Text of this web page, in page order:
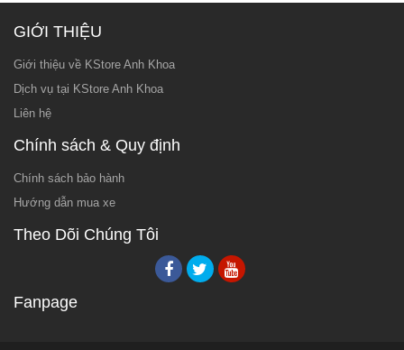
GIỚI THIỆU
Giới thiệu về KStore Anh Khoa
Dịch vụ tại KStore Anh Khoa
Liên hệ
Chính sách & Quy định
Chính sách bảo hành
Hướng dẫn mua xe
Theo Dõi Chúng Tôi
Fanpage